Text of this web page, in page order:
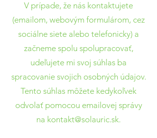
V prípade, že nás kontaktujete
(emailom, webovým formulárom, cez
sociálne siete alebo telefonicky) a
začneme spolu spolupracovať,
udeľujete mi svoj súhlas ba
spracovanie svojich osobných údajov.
Tento súhlas môžete kedykoľvek
odvolať pomocou emailovej správy
na kontakt@solauric.sk.